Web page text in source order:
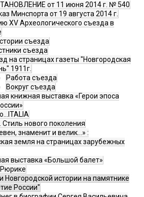
от 11 июня 2014 г. № 540
Минспорта от 19 августа 2014 г.
XV Археологического съезда в
съезда
съезда
на страницах газеты "Новгородская
1911г.
Работа съезда
Вокруг съезда
книжная выставка «Герои эпоса
Стиль нового поколения
знаменит и велик…» :
земля на страницах зарубежных
выставка «Большой балет»
Новгородской истории на памятнике
России"